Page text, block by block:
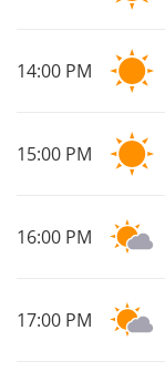
14:00 PM
15:00 PM
16:00 PM
17:00 PM